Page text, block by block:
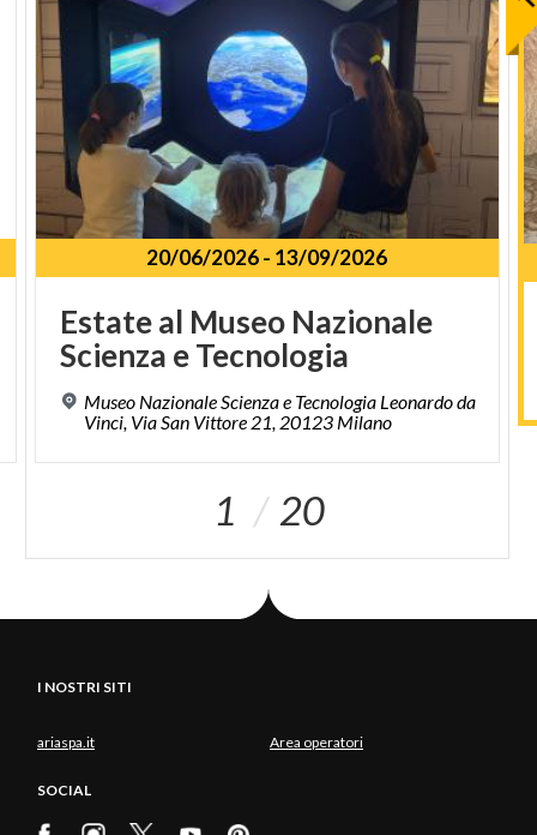
20/06/2026- 13/09/2026
Estateal Museo Nazionale
Scienza eTecnologia
Museo Nazionale Scienza e Tecnologia Leonardo da
Vinci, Via San Vittore 21, 20123 Milano
1 20
I NOSTRI SITI
ariaspa.it Area operatori
SOCIAL